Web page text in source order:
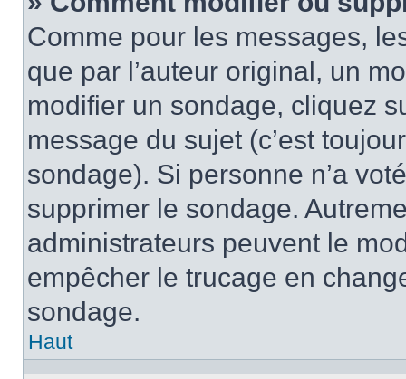
Comme pour les messages,
que par l’auteur original, un
modifier un sondage, cliquez
message du sujet (c’est
sondage). Si personne n’a
supprimer le sondage.
administrateurs peuvent le
empêcher le trucage en
sondage.
Haut